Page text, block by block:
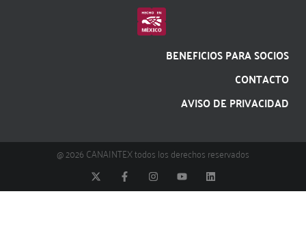
BENEFICIOS PARA SOCIOS
CONTACTO
AVISO DE PRIVACIDAD
@ 2026 CANAINTEX todos los derechos reservados